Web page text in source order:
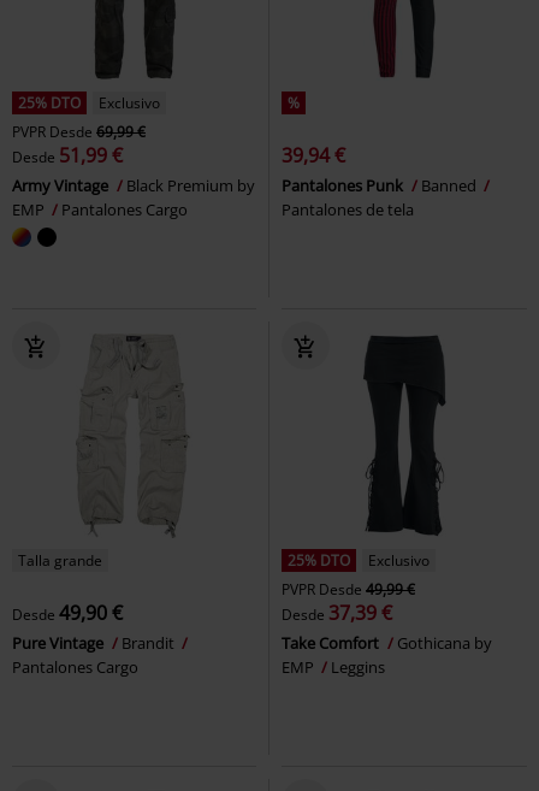
25% DTO
Exclusivo
PVPR Desde 69,99 €
Desde 51,99 €
Army Vintage
Black Premium by
EMP
Pantalones Cargo
%
39,94 €
Pantalones Punk
Banned
Pantalones de tela
Talla grande
Desde 49,90 €
Pure Vintage
Brandit
Pantalones Cargo
25% DTO
Exclusivo
PVPR Desde 49,99 €
Desde 37,39 €
Take Comfort
Gothicana by
EMP
Leggins